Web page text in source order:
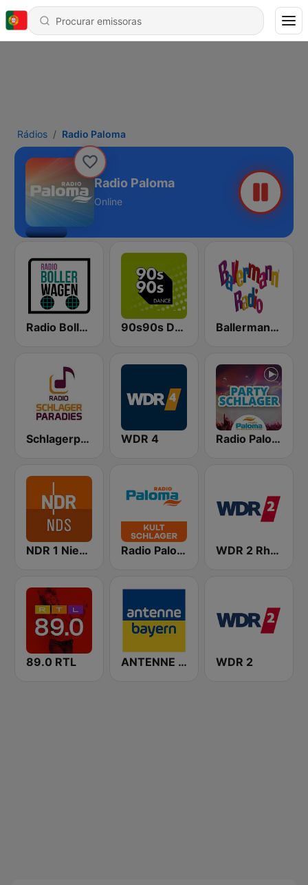
Rádios Radio Paloma
Radio Paloma
Online
Radio Bollerwagen 90s90s Dance Ballermann Radio
Schlagerparadies WDR 4 Radio Paloma Partyschlager
NDR 1 Niedersachsen Radio Paloma Kultschlager WDR 2 Rhein und Ruhr
89.0 RTL ANTENNE BAYERN WDR 2